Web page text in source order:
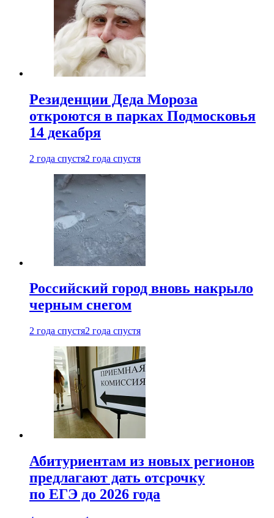
Резиденции Деда Мороза
откроются в парках Подмосковья
14 декабря
2 года спустя2 года спустя
Российский город вновь накрыло
черным снегом
2 года спустя2 года спустя
Абитуриентам из новых регионов
предлагают дать отсрочку
по ЕГЭ до 2026 года